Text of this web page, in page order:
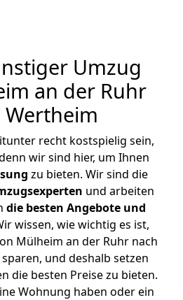
Umzug
an der Ruhr
Wertheim
recht kostspielig sein,
wir sind hier, um Ihnen
zu bieten. Wir sind die
und arbeiten
die besten Angebote und
wissen, wie wichtig es ist,
Mülheim an der Ruhr nach
und deshalb setzen
die besten Preise zu bieten.
Wohnung haben oder ein